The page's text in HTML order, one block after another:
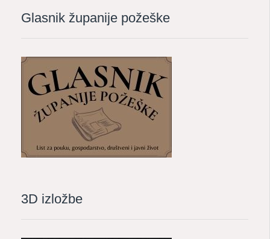
Glasnik županije požeške
3D izložbe